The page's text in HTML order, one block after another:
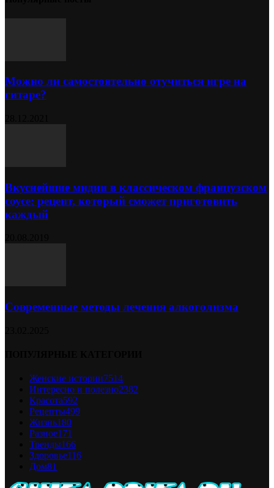
Можно ли самостоятельно отучиться игре на
гитаре?
Вкуснейшие мидии в классическом французском
соусе: рецепт, который сможет приготовить
каждый
Современные методы лечения алкоголизма
Женские истории7514
Интересно и полезно2382
Красота592
Рецепты499
Жизнь180
Разное171
Тренды166
Здоровье116
Дом81